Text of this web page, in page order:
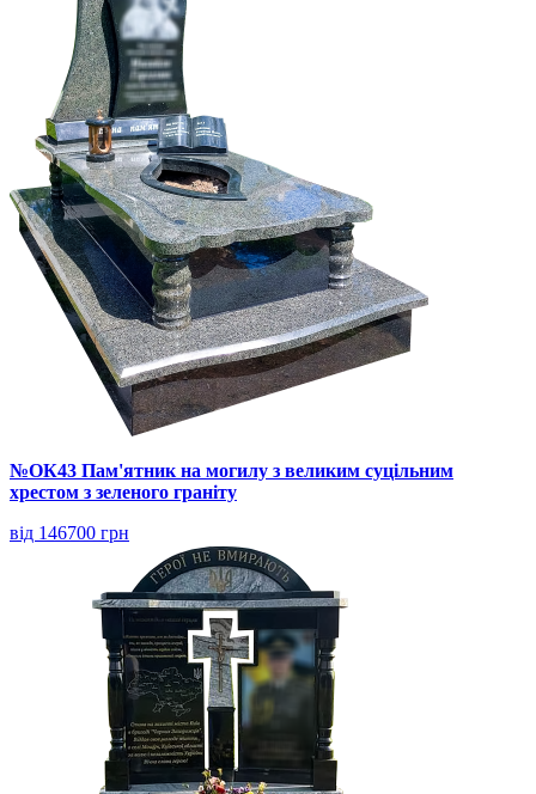
№ОК43 Пам'ятник на могилу з великим суцільним
хрестом з зеленого граніту
від 146700 грн